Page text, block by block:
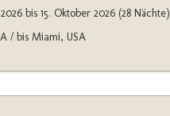
bis 15. Oktober 2026 (28 Nächte)
/ bis Miami, USA